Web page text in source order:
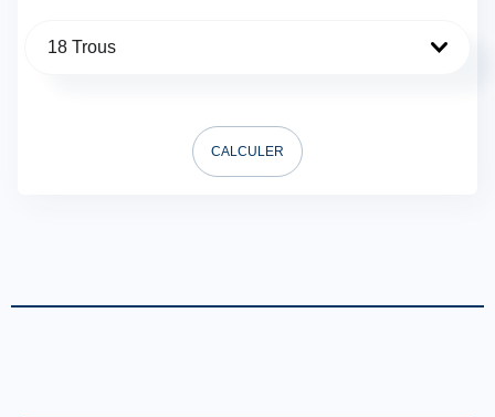
18 Trous
CALCULER